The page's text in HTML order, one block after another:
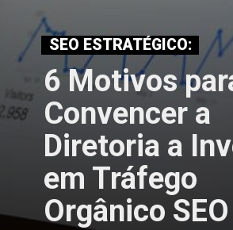
SEO ESTRATÉGICO:
6 Motivos
Convencer a
Diretoria a
em Tráfego
Orgânico SEO